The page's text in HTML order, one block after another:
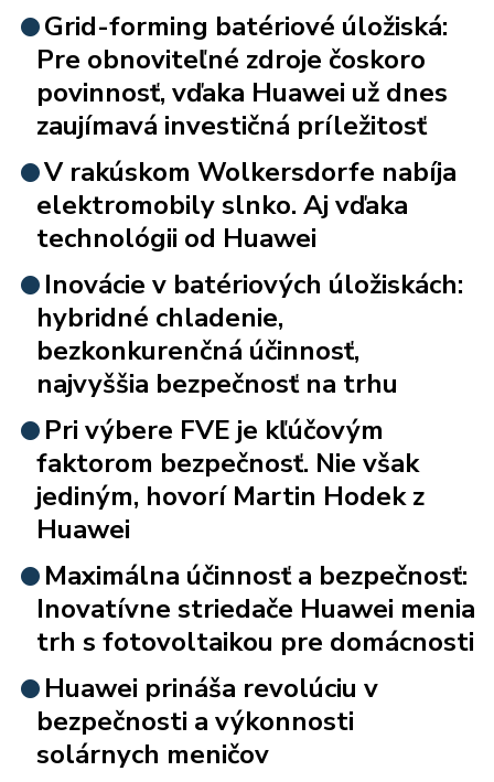
Grid-forming batériové úložiská:
Pre obnoviteľné zdroje čoskoro
povinnosť, vďaka Huawei už dnes
zaujímavá investičná príležitosť
V rakúskom Wolkersdorfe nabíja
elektromobily slnko. Aj vďaka
technológii od Huawei
Inovácie v batériových úložiskách:
hybridné chladenie,
bezkonkurenčná účinnosť,
najvyššia bezpečnosť na trhu
Pri výbere FVE je kľúčovým
faktorom bezpečnosť. Nie však
jediným, hovorí Martin Hodek z
Huawei
Maximálna účinnosť a bezpečnosť:
Inovatívne striedače Huawei menia
trh s fotovoltaikou pre domácnosti
Huawei prináša revolúciu v
bezpečnosti a výkonnosti
solárnych meničov